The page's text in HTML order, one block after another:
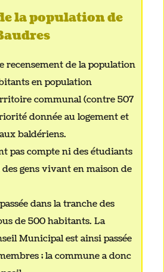
la population de
s
recensement de la population
en population
communal (contre 507
donnée au logement et
baldériens.
pas compte ni des étudiants
gens vivant en maison de
dans la tranche des
de 500 habitants. La
Municipal est ainsi passée
; la commune a donc